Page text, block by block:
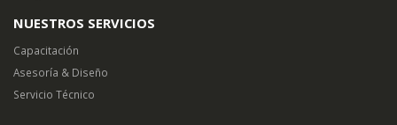
NUESTROS SERVICIOS
Capacitación
Asesoría & Diseño
Servicio Técnico